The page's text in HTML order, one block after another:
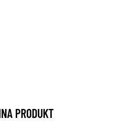
PRODUKT